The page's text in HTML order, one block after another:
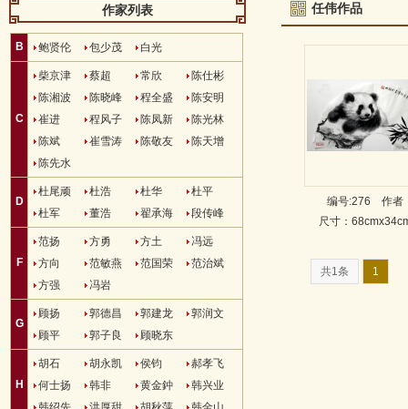
作家列表
B 鲍贤伦 包少茂 白光
C
柴京津 蔡超 常欣
陈仕彬
陈湘波
陈晓峰 程全盛
陈安明
崔进
程风子 陈凤新
陈光林
陈斌
崔雪涛 陈敬友
陈天增
陈先水
D
杜尾顽 杜浩 杜华
杜平
杜军
董浩 翟承海 段传峰
F
范扬 方勇 方土
冯远
方向
范敏燕 范国荣
范治斌
方强
冯岩
G
顾扬 郭德昌 郭建龙
郭润文
顾平
郭子良 顾晓东
H
胡石 胡永凯 侯钧
郝孝飞
何士扬
韩非 黄金鈡
韩兴业
任伟作品
编号:276 作者
尺寸：
共1条 1